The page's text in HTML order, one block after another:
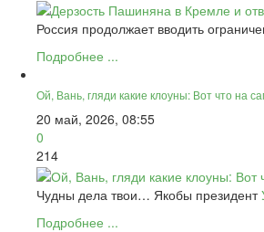
Россия продолжает вводить
Подробнее ...
Ой, Вань, гляди какие клоуны: Вот что на
20 май, 2026, 08:55
0
214
Чудны дела твои… Якобы президент
Подробнее ...